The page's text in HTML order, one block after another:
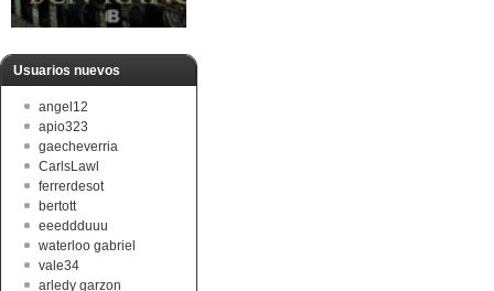
Usuarios nuevos
angel12
apio323
gaecheverria
CarlsLawl
ferrerdesot
bertott
eeeddduuu
waterloo gabriel
vale34
arledy garzon